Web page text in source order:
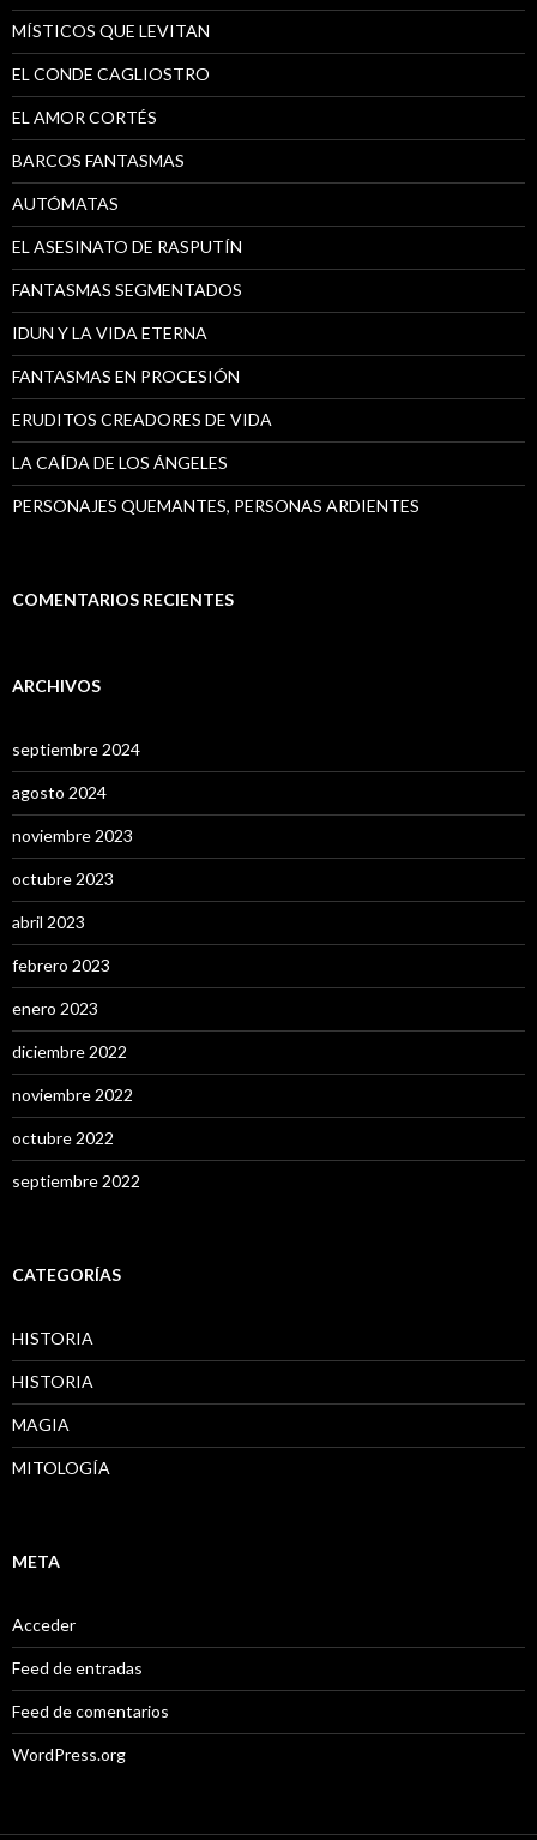
MÍSTICOS QUE LEVITAN
EL CONDE CAGLIOSTRO
EL AMOR CORTÉS
BARCOS FANTASMAS
AUTÓMATAS
EL ASESINATO DE RASPUTÍN
FANTASMAS SEGMENTADOS
IDUN Y LA VIDA ETERNA
FANTASMAS EN PROCESIÓN
ERUDITOS CREADORES DE VIDA
LA CAÍDA DE LOS ÁNGELES
PERSONAJES QUEMANTES, PERSONAS ARDIENTES
COMENTARIOS RECIENTES
ARCHIVOS
septiembre 2024
agosto 2024
noviembre 2023
octubre 2023
abril 2023
febrero 2023
enero 2023
diciembre 2022
noviembre 2022
octubre 2022
septiembre 2022
CATEGORÍAS
HISTORIA
HISTORIA
MAGIA
MITOLOGÍA
META
Acceder
Feed de entradas
Feed de comentarios
WordPress.org